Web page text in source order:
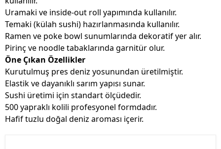
Uramaki ve inside-out roll yapımında kullanılır.
Temaki (külah sushi) hazırlanmasında kullanılır.
Ramen ve poke bowl sunumlarında dekoratif yer alır.
Pirinç ve noodle tabaklarında garnitür olur.
Öne Çıkan Özellikler
Kurutulmuş pres deniz yosunundan üretilmiştir.
Elastik ve dayanıklı sarım yapısı sunar.
Sushi üretimi için standart ölçüdedir.
500 yapraklı kolili profesyonel formdadır.
Hafif tuzlu doğal deniz aroması içerir.